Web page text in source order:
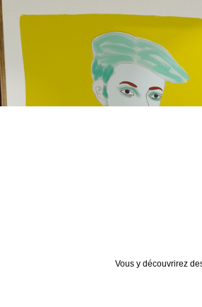
Vous y découvrirez